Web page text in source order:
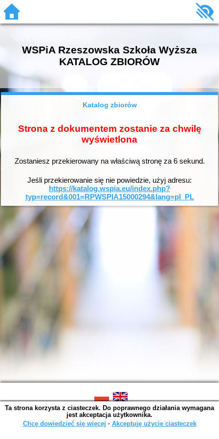
WSPiA Rzeszowska Szkoła Wyższa
KATALOG ZBIORÓW
Katalog zbiorów
Strona z dokumentem zostanie za chwilę
wyświetlona
Zostaniesz przekierowany na właściwą stronę za 6sekund.
Jeśli przekierowanie się nie powiedzie, użyj adresu:
https://katalog.wspia.eu/index.php?
typ=record&001=RPWSPIA15000294&lang=pl_PL
SOWA OPAC v. 6.11.10 (2026-07-24)
Wygenerowano w 0,0043 s.
Ta strona korzysta z ciasteczek. Do poprawnego działania wymagana
jest akceptacja użytkownika.
Chcę dowiedzieć się więcej ∙ Akceptuję użycie ciasteczek